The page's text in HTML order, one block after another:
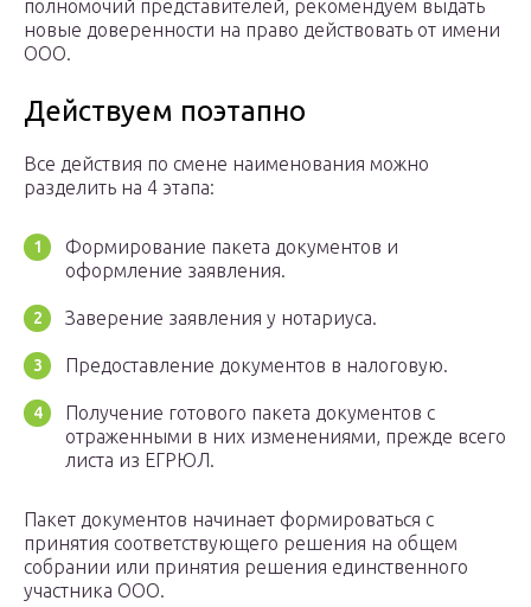
полномочий представителей, рекомендуем выдать
новые доверенности на право действовать от имени
ООО.
Действуем поэтапно
Все действия по смене наименования можно
разделить на 4 этапа:
Формирование пакета документов и
оформление заявления.
Заверение заявления у нотариуса.
Предоставление документов в налоговую.
Получение готового пакета документов с
отраженными в них изменениями, прежде всего
листа из ЕГРЮЛ.
Пакет документов начинает формироваться с
принятия соответствующего решения на общем
собрании или принятия решения единственного
участника ООО.